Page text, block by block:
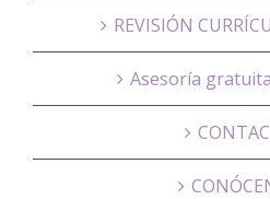
REVISIÓN
Asesoría